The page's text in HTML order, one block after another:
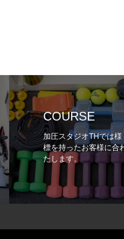
COURSE
加圧スタジオTHでは
標を持ったお客様に合
たします。